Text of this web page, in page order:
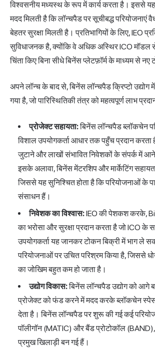
विश्वसनीय मध्यस्थ के रूप में कार्य करता है। इससे
मदद मिलती है कि लॉन्चपैड पर सूचीबद्ध परियोजनाएं
बेहतर सुरक्षा मिलती है। प्रतिभागियों के लिए, IEO
सुविधाजनक है, क्योंकि वे अधिक अस्थिर ICO मॉडल
चिंता किए बिना सीधे बिनेंस प्लेटफ़ॉर्म के माध्यम से
अपने लॉन्च के बाद से, बिनेंस लॉन्चपैड क्रिप्टो
गया है, जो पारिस्थितिकी तंत्र को महत्वपूर्ण लाभ
प्रोजेक्ट सहायता:बिनेंस लॉन्चपैड ब्लॉकचेन
विशाल उपयोगकर्ता आधार तक पहुँच प्रदान
जुटाने और लाखों संभावित निवेशकों के संपर्क में आने
इसके अलावा, बिनेंस मेंटरशिप और मार्केटिंग
जिससे यह सुनिश्चित होता है कि परियोजनाओं के
संसाधन हैं।
निवेशक का विश्वास:IEO की पेशकश करके,
का भरोसा और सुरक्षा प्रदान करता है जो ICO के
उपयोगकर्ता यह जानकर टोकन बिक्री में भाग ले
परियोजनाओं पर उचित परिश्रम किया है, जिससे
का जोखिम बहुत कम हो जाता है।
उद्योग विकास:बिनेंस लॉन्चपैड उद्योग को
प्रोजेक्ट को फंड करने में मदद करके ब्लॉकचेन स्पेस
देता है। बिनेंस लॉन्चपैड पर शुरू की गई कई
पॉलीगॉन (MATIC) और बैंड प्रोटोकॉल (BAND),
प्रमुख खिलाड़ी बन गई हैं।